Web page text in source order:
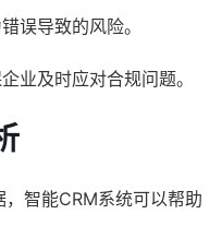
误导致的风险。
业及时应对合规问题。
智能CRM系统可以帮助